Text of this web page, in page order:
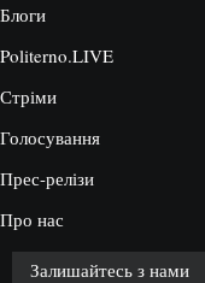
Блоги
Politerno.LIVE
Стріми
Голосування
Прес-релізи
Про нас
Залишайтесь з нами